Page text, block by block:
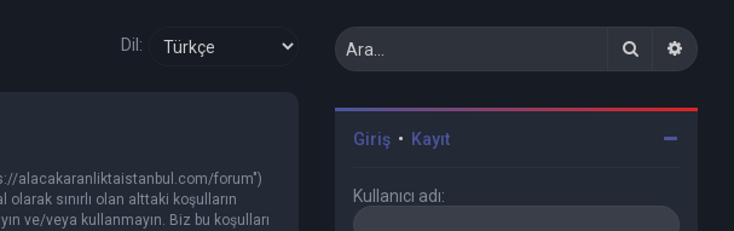
Dil:
alacakaranliktaistanbul.com/forum")
sınırlı olan alttaki koşulların
ve/veya kullanmayın. Biz bu koşulları
Giriş • Kayıt
Kullanıcı adı: